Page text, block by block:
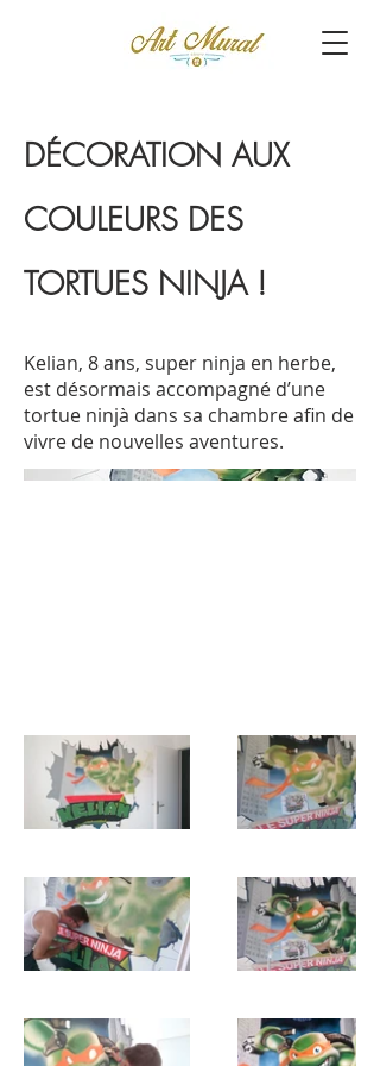
DÉCORATION AUX
COULEURS DES
TORTUES NINJA !
Kelian, 8 ans, super ninja en herbe,
est désormais accompagné d’une
tortue ninjà dans sa chambre afin de
vivre de nouvelles aventures.